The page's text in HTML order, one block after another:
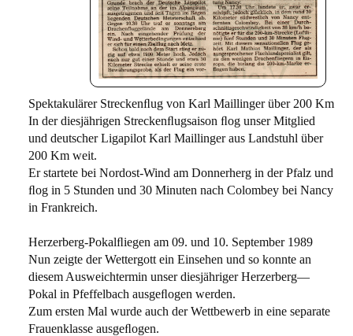
Spektakulärer Streckenﬂug von Karl Maillinger über 200 Km
In der diesjährigen Streckenﬂugsaison ﬂog unser Mitglied
und deutscher Ligapilot Karl Maillinger aus Landstuhl über
200 Km weit.
Er startete bei Nordost-Wind am Donnerherg in der Pfalz und
ﬂog in 5 Stunden und 30 Minuten nach Colombey bei Nancy
in Frankreich.
Herzerberg-Pokalﬂiegen am 09. und 10. September 1989
Nun zeigte der Wettergott ein Einsehen und so konnte an
diesem Ausweichtermin unser diesjähriger Herzerberg—
Pokal in Pfeffelbach ausgeﬂogen werden.
Zum ersten Mal wurde auch der Wettbewerb in eine separate
Frauenklasse ausgeﬂogen.